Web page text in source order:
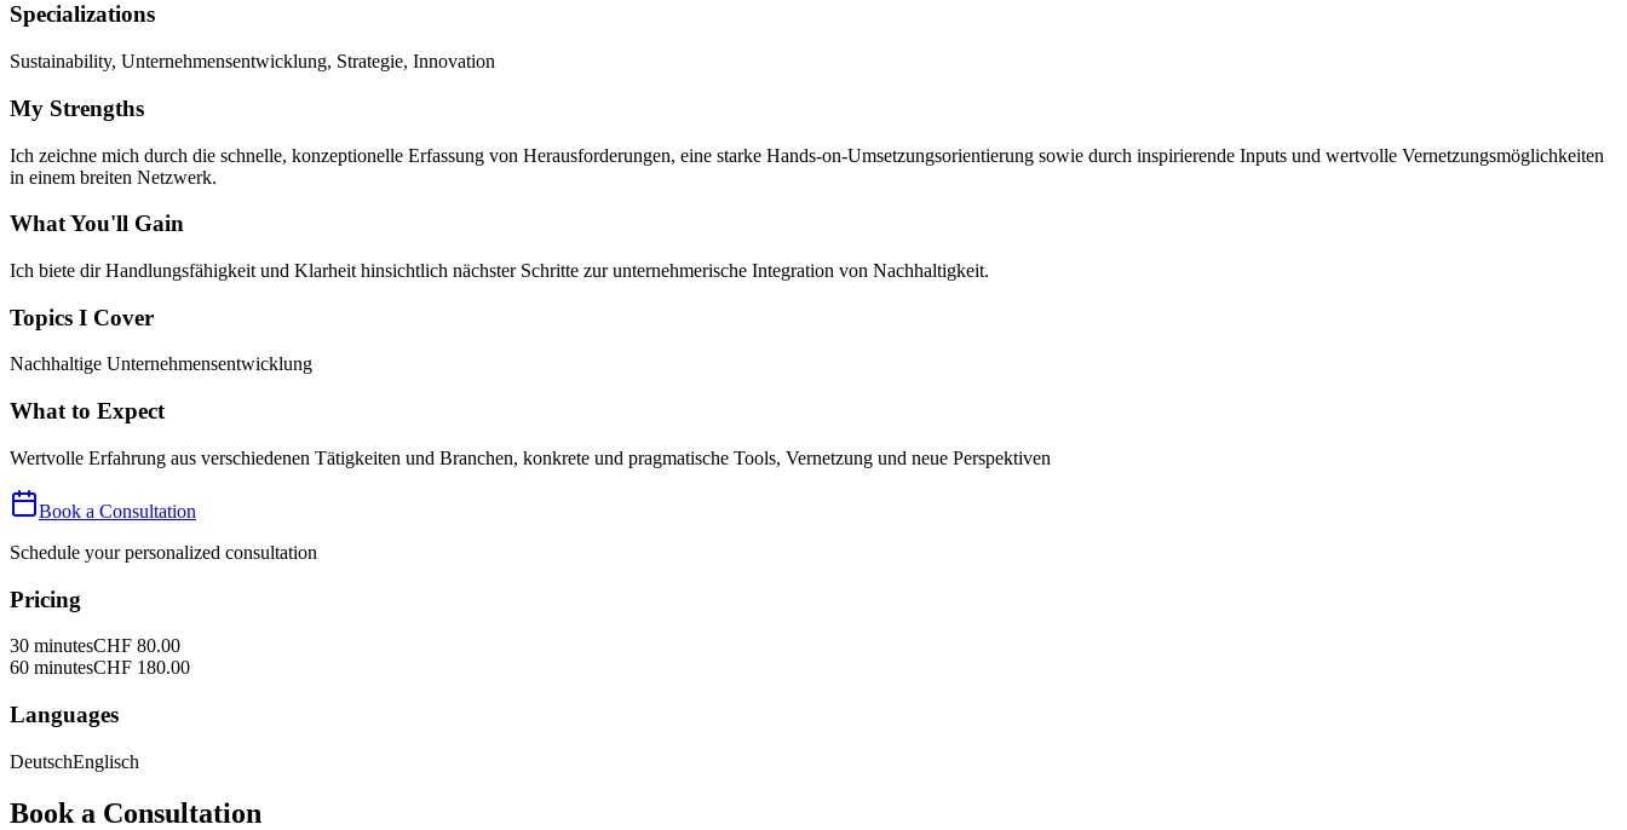
Specializations
Sustainability, Unternehmensentwicklung, Strategie, Innovation
My Strengths
Ich zeichne mich durch die schnelle, konzeptionelle Erfassung von Herausforderungen, eine starke Hands-on-Umsetzungsorientierung sowie durch inspirierende Inputs und wertvolle Vernetzungsmöglichkeiten
in einem breiten Netzwerk.
What You'll Gain
Ich biete dir Handlungsfähigkeit und Klarheit hinsichtlich nächster Schritte zur unternehmerische Integration von Nachhaltigkeit.
Topics I Cover
Nachhaltige Unternehmensentwicklung
What to Expect
Wertvolle Erfahrung aus verschiedenen Tätigkeiten und Branchen, konkrete und pragmatische Tools, Vernetzung und neue Perspektiven
Book a Consultation
Schedule your personalized consultation
Pricing
30 minutesCHF 80.00
60 minutesCHF 180.00
Languages
DeutschEnglisch
Book a Consultation